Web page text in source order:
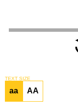
TEXT SIZE
aa AA